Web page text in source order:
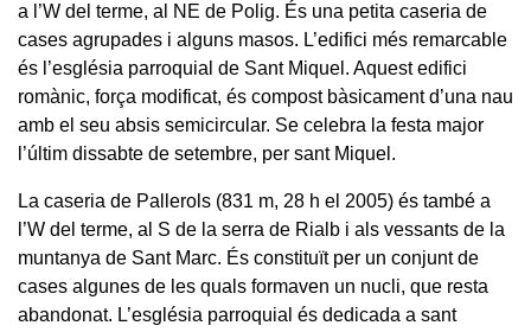
a l’W del terme, al NE de Polig. És una petita caseria de
cases agrupades i alguns masos. L’edifici més remarcable
és l’església parroquial de Sant Miquel. Aquest edifici
romànic, força modificat, és compost bàsicament d’una nau
amb el seu absis semicircular. Se celebra la festa major
l’últim dissabte de setembre, per sant Miquel.
La caseria de Pallerols (831 m, 28 h el 2005) és també a
l’W del terme, al S de la serra de Rialb i als vessants de la
muntanya de Sant Marc. És constituït per un conjunt de
cases algunes de les quals formaven un nucli, que resta
abandonat. L’església parroquial és dedicada a sant